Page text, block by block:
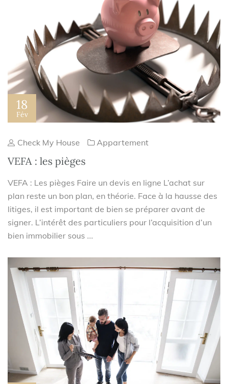
18
Fév
Check My House Appartement
VEFA : les pièges
VEFA : Les pièges Faire un devis en ligne L’achat sur
plan reste un bon plan, en théorie. Face à la hausse des
litiges, il est important de bien se préparer avant de
signer. L’intérêt des particuliers pour l’acquisition d’un
bien immobilier sous ...